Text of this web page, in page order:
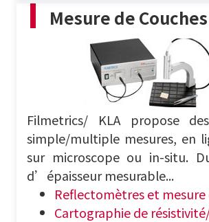
Mesure de
Filmetrics/ KLA propose
simple/multiple mesures, en
sur microscope ou in-situ. D
d’épaisseur mesurable...
Reflectomètres et mesure
Cartographie de